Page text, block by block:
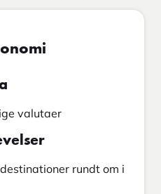
valutaer
rundt om i